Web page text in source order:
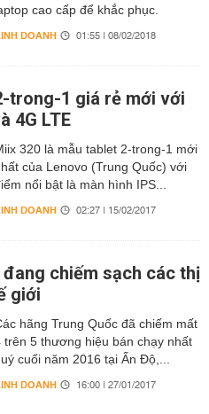
cao cấp để khắc phục.
DOANH 01:55 | 08/02/2018
trong-1 giá rẻ mới với
4G LTE
320 là mẫu tablet 2-trong-1 mới
của Lenovo (Trung Quốc) với
nổi bật là màn hình IPS...
DOANH 02:27 | 15/02/2017
chiếm sạch các thị
giới
hãng Trung Quốc đã chiếm mất
trên 5 thương hiệu bán chạy nhất
cuối năm 2016 tại Ấn Độ,...
DOANH 16:00 | 27/01/2017